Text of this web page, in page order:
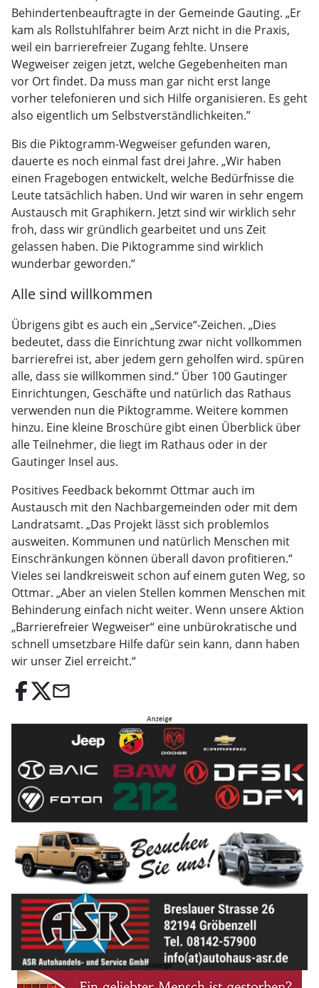
Behindertenbeauftragte in der Gemeinde Gauting. „Er
kam als Rollstuhlfahrer beim Arzt nicht in die Praxis,
weil ein barrierefreier Zugang fehlte. Unsere
Wegweiser zeigen jetzt, welche Gegebenheiten man
vor Ort findet. Da muss man gar nicht erst lange
vorher telefonieren und sich Hilfe organisieren. Es geht
also eigentlich um Selbstverständlichkeiten.”
Bis die Piktogramm-Wegweiser gefunden waren,
dauerte es noch einmal fast drei Jahre. „Wir haben
einen Fragebogen entwickelt, welche Bedürfnisse die
Leute tatsächlich haben. Und wir waren in sehr engem
Austausch mit Graphikern. Jetzt sind wir wirklich sehr
froh, dass wir gründlich gearbeitet und uns Zeit
gelassen haben. Die Piktogramme sind wirklich
wunderbar geworden.“
Alle sind willkommen
Übrigens gibt es auch ein „Service“-Zeichen. „Dies
bedeutet, dass die Einrichtung zwar nicht vollkommen
barrierefrei ist, aber jedem gern geholfen wird. spüren
alle, dass sie willkommen sind.“ Über 100 Gautinger
Einrichtungen, Geschäfte und natürlich das Rathaus
verwenden nun die Piktogramme. Weitere kommen
hinzu. Eine kleine Broschüre gibt einen Überblick über
alle Teilnehmer, die liegt im Rathaus oder in der
Gautinger Insel aus.
Positives Feedback bekommt Ottmar auch im
Austausch mit den Nachbargemeinden oder mit dem
Landratsamt. „Das Projekt lässt sich problemlos
ausweiten. Kommunen und natürlich Menschen mit
Einschränkungen können überall davon profitieren.“
Vieles sei landkreisweit schon auf einem guten Weg, so
Ottmar. „Aber an vielen Stellen kommen Menschen mit
Behinderung einfach nicht weiter. Wenn unsere Aktion
„Barrierefreier Wegweiser“ eine unbürokratische und
schnell umsetzbare Hilfe dafür sein kann, dann haben
wir unser Ziel erreicht.“
email